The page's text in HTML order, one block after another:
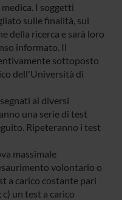
I soggetti
sulle finalità, sui
della ricerca e sarà loro
informato. Il
sottoposto
dell'Università di
ai diversi
una serie di test
Ripeteranno i test
massimale
volontario o
a carico costante pari
un test a carico